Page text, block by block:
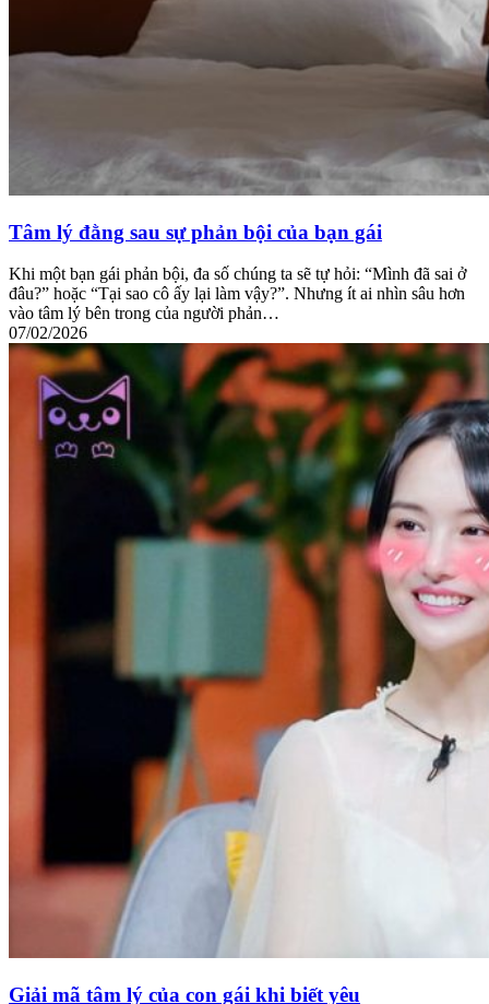
Tâm lý đằng sau sự phản bội của bạn gái
Khi một bạn gái phản bội, đa số chúng ta sẽ tự hỏi: “Mình đã sai ở
đâu?” hoặc “Tại sao cô ấy lại làm vậy?”. Nhưng ít ai nhìn sâu hơn
vào tâm lý bên trong của người phản…
07/02/2026
Giải mã tâm lý của con gái khi biết yêu